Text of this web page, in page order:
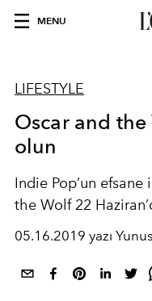
MENU
LIFESTYLE
Oscar and the
olun
Indie Pop’un
the Wolf 22
05.16.2019 yazı